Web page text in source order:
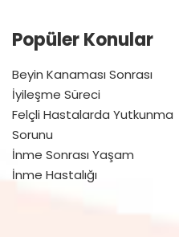
Popüler Konular
Beyin Kanaması Sonrası
İyileşme Süreci
Felçli Hastalarda Yutkunma
Sorunu
İnme Sonrası Yaşam
İnme Hastalığı